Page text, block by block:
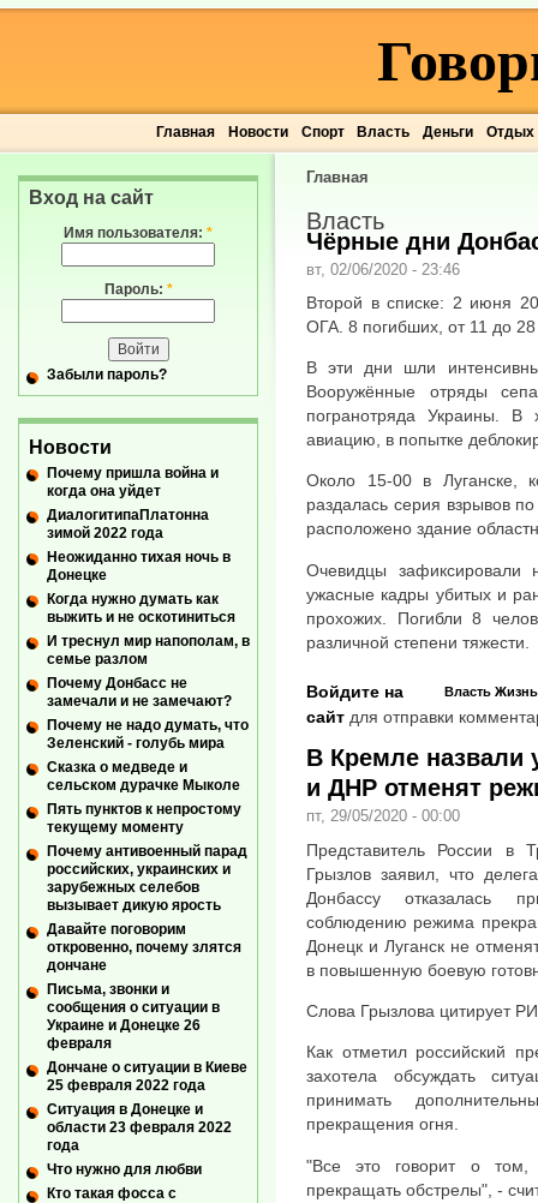
Главная Новости Спорт Власть Деньги Отдых
Главная
Власть
Чёрные дни
вт, 02/06/2020 - 23:46
Второй в списке: 2 июня
ОГА. 8 погибших, от 11 до
В эти дни шли
Вооружённые отряды
погранотряда Украины.
авиацию, в попытке
Около 15-00 в Луганске,
раздалась серия взрывов
расположено здание
Очевидцы
ужасные кадры убитых и
прохожих. Погибли 8
различной степени тяжести.
Власть Жизнь
Войдите на
сайт для отправки
В Кремле назвали
и ДНР отменят
пт, 29/05/2020 - 00:00
Представитель России в
Грызлов заявил, что
Донбассу отказалась
соблюдению режима
Донецк и Луганск не
в повышенную боевую
Слова Грызлова цитирует
Как отметил российский
захотела обсуждать
принимать
прекращения огня.
"Все это говорит о том,
прекращать обстрелы", -
Вход на сайт
Имя пользователя: *
Пароль: *
Забыли пароль?
Новости
Почему пришла война и
когда она уйдет
ДиалогитипаПлатонна
зимой 2022 года
Неожиданно тихая ночь в
Донецке
Когда нужно думать как
выжить и не оскотиниться
И треснул мир напополам, в
семье разлом
Почему Донбасс не
замечали и не замечают?
Почему не надо думать, что
Зеленский - голубь мира
Сказка о медведе и
сельском дурачке Мыколе
Пять пунктов к непростому
текущему моменту
Почему антивоенный парад
российских, украинских и
зарубежных селебов
вызывает дикую ярость
Давайте поговорим
откровенно, почему злятся
дончане
Письма, звонки и
сообщения о ситуации в
Украине и Донецке 26
февраля
Дончане о ситуации в Киеве
25 февраля 2022 года
Ситуация в Донецке и
области 23 февраля 2022
года
Что нужно для любви
Кто такая фосса с